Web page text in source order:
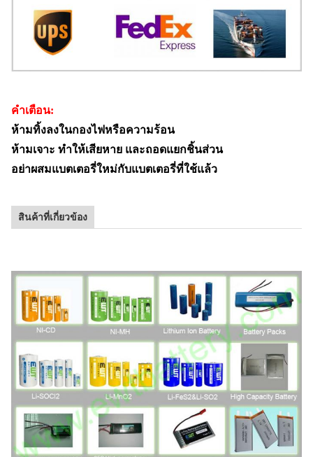
คำเตือน:
ห้ามทิ้งลงในกองไฟหรือความร้อน
ห้ามเจาะ ทำให้เสียหาย และถอดแยกชิ้นส่วน
อย่าผสมแบตเตอรี่ใหม่กับแบตเตอรี่ที่ใช้แล้ว
สินค้าที่เกี่ยวข้อง